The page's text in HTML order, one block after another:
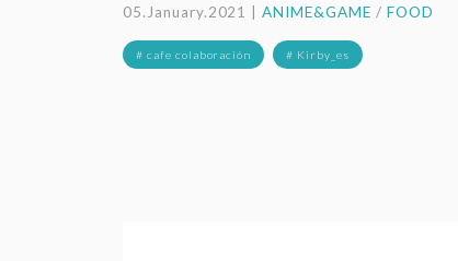
05.January.2021 |ANIME&GAME / FOOD
# cafe colaboración # Kirby_es